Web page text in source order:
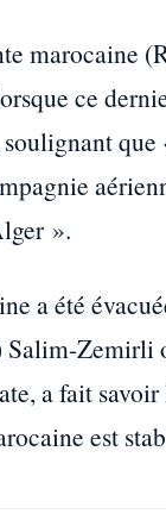
marocaine
ce
».
a été
Zemirli
a fait
est